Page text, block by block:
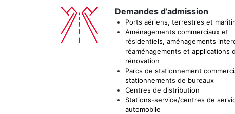
Demandes d’admission
Ports aériens, terrestres et
Aménagements commerciaux et
résidentiels, aménagements
réaménagements et applications
rénovation
Parcs de stationnement
stationnements de bureaux
Centres de distribution
Stations-service/centres de
automobile